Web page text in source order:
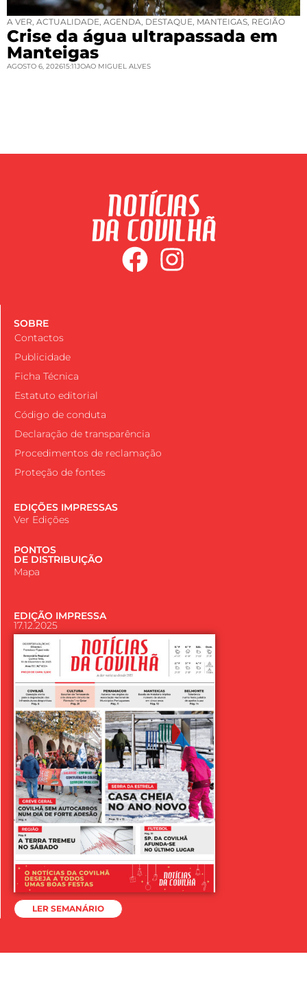
A VER, ACTUALIDADE, AGENDA, DESTAQUE, MANTEIGAS, REGIÃO
Crise da água ultrapassada em
Manteigas
AGOSTO 6, 202615:11JOAO MIGUEL ALVES
SOBRE
Contactos
Publicidade
Ficha Técnica
Estatuto editorial
Código de conduta
Declaração de transparência
Procedimentos de reclamação
Proteção de fontes
EDIÇÕES IMPRESSAS
Ver Edições
PONTOS
DE DISTRIBUIÇÃO
Mapa
EDIÇÃO IMPRESSA
17.12.2025
LER SEMANÁRIO